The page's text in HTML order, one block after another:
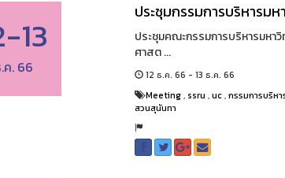
13
ค. 66
ประชุมกรรมการบริหารม
ประชุมคณะกรรมการบริหารมหา
ศาสต ...
12 ธ.ค. 66 - 13 ธ.ค. 66
Meeting, ssru ,uc,กรรมการบริห
สวนสุนันทา